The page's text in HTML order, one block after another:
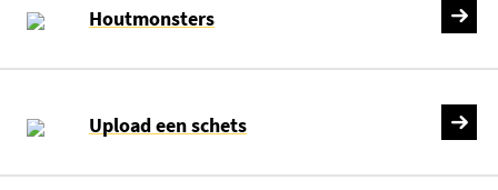
Houtmonsters
Upload een schets